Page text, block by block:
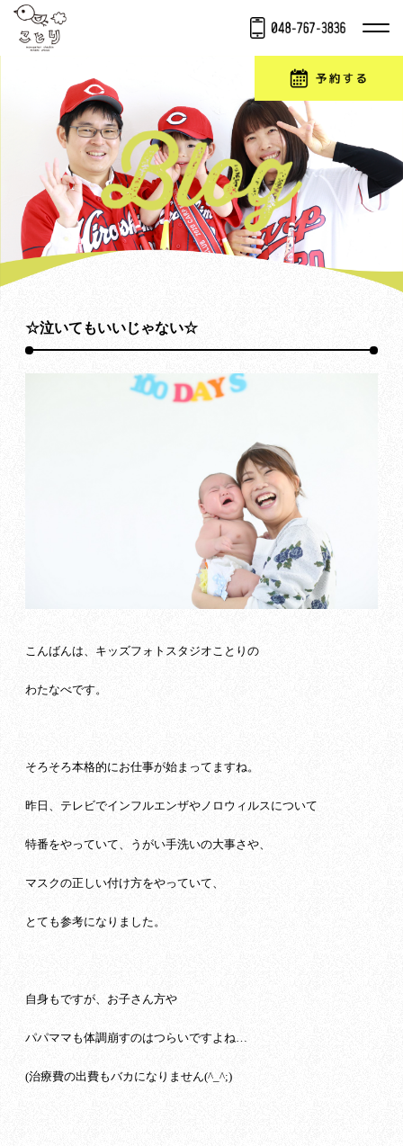
☆泣いてもいいじゃない☆
こんばんは、キッズフォトスタジオことりの
わたなべです。
そろそろ本格的にお仕事が始まってますね。
昨日、テレビでインフルエンザやノロウィルスについて
特番をやっていて、うがい手洗いの大事さや、
マスクの正しい付け方をやっていて、
とても参考になりました。
自身もですが、お子さん方や
パパママも体調崩すのはつらいですよね…
(治療費の出費もバカになりません(^_^;)